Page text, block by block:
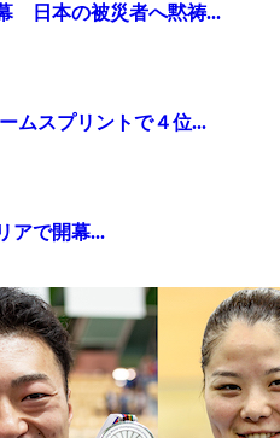
日本の被災者へ黙祷...
ムスプリントで４位...
アで開幕...